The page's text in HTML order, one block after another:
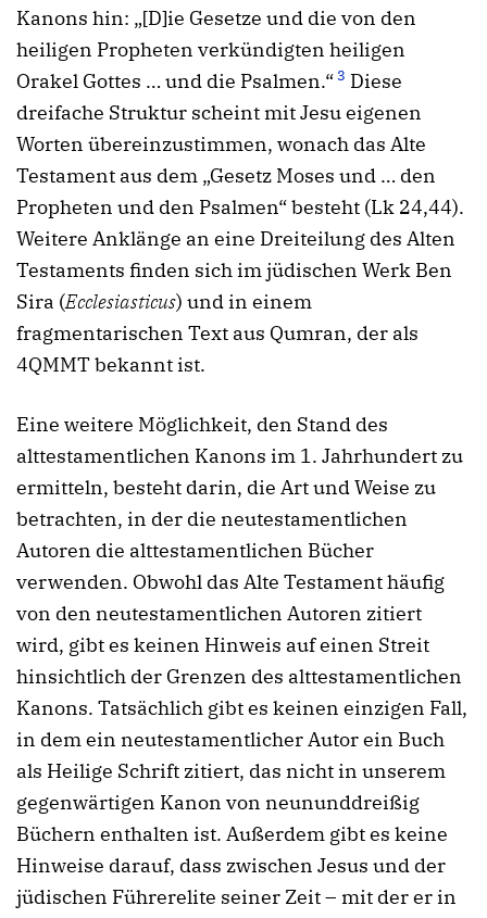
Kanons hin: „[D]ie Gesetze und die von den
heiligen Propheten verkündigten heiligen
Orakel Gottes … und die Psalmen.“ 3 Diese
dreifache Struktur scheint mit Jesu eigenen
Worten übereinzustimmen, wonach das Alte
Testament aus dem „Gesetz Moses und … den
Propheten und den Psalmen“ besteht (Lk 24,44).
Weitere Anklänge an eine Dreiteilung des Alten
Testaments finden sich im jüdischen Werk Ben
Sira (Ecclesiasticus) und in einem
fragmentarischen Text aus Qumran, der als
4QMMT bekannt ist.
Eine weitere Möglichkeit, den Stand des
alttestamentlichen Kanons im 1. Jahrhundert zu
ermitteln, besteht darin, die Art und Weise zu
betrachten, in der die neutestamentlichen
Autoren die alttestamentlichen Bücher
verwenden. Obwohl das Alte Testament häufig
von den neutestamentlichen Autoren zitiert
wird, gibt es keinen Hinweis auf einen Streit
hinsichtlich der Grenzen des alttestamentlichen
Kanons. Tatsächlich gibt es keinen einzigen Fall,
in dem ein neutestamentlicher Autor ein Buch
als Heilige Schrift zitiert, das nicht in unserem
gegenwärtigen Kanon von neununddreißig
Büchern enthalten ist. Außerdem gibt es keine
Hinweise darauf, dass zwischen Jesus und der
jüdischen Führerelite seiner Zeit – mit der er in